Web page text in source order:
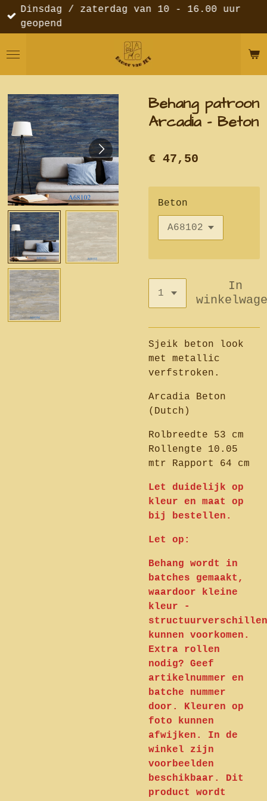
Ga
direct
de
Dinsdag / zaterdag van 10 - 16.00 uur
geopend
Behang patroon
Arcadia - Beton
€ 47,50
Beton
In
Sjeik beton look
met metallic
verfstroken.
Arcadia Beton
(Dutch)
Rolbreedte 53 cm
Rollengte 10.05
mtr Rapport 64 cm
Let duidelijk op
kleur en maat op
bij bestellen.
Let op:
Behang wordt in
batches gemaakt,
waardoor kleine
kleur -
structuurverschillen
kunnen voorkomen.
Extra rollen
nodig? Geef
artikelnummer en
batche nummer
door. Kleuren op
foto kunnen
afwijken. In de
winkel zijn
voorbeelden
beschikbaar. Dit
product wordt